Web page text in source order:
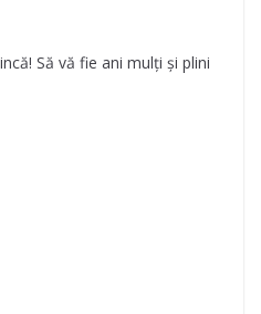
Să vă fie ani mulți și plini